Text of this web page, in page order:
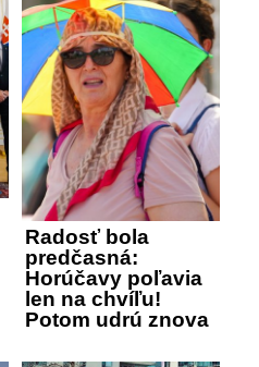
Radosť bola
predčasná:
Horúčavy poľavia
len na chvíľu!
Potom udrú znova